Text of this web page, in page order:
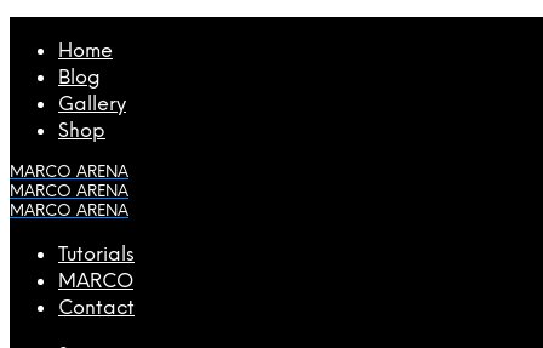
Home
Blog
Gallery
Shop
MARCO ARENA
MARCO ARENA
MARCO ARENA
Tutorials
MARCO
Contact